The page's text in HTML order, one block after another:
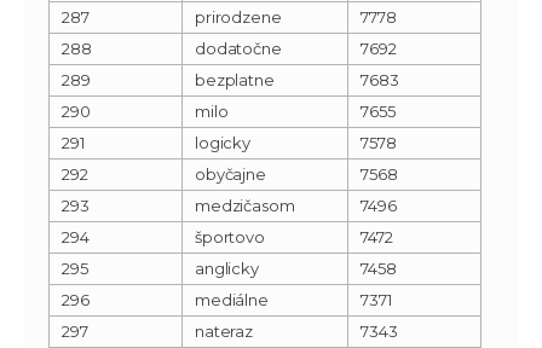
287
prirodzene
7778
288
dodatočne
7692
289
bezplatne
7683
290
milo
7655
291
logicky
7578
292
obyčajne
7568
293
medzičasom
7496
294
športovo
7472
295
anglicky
7458
296
mediálne
7371
297
nateraz 7343